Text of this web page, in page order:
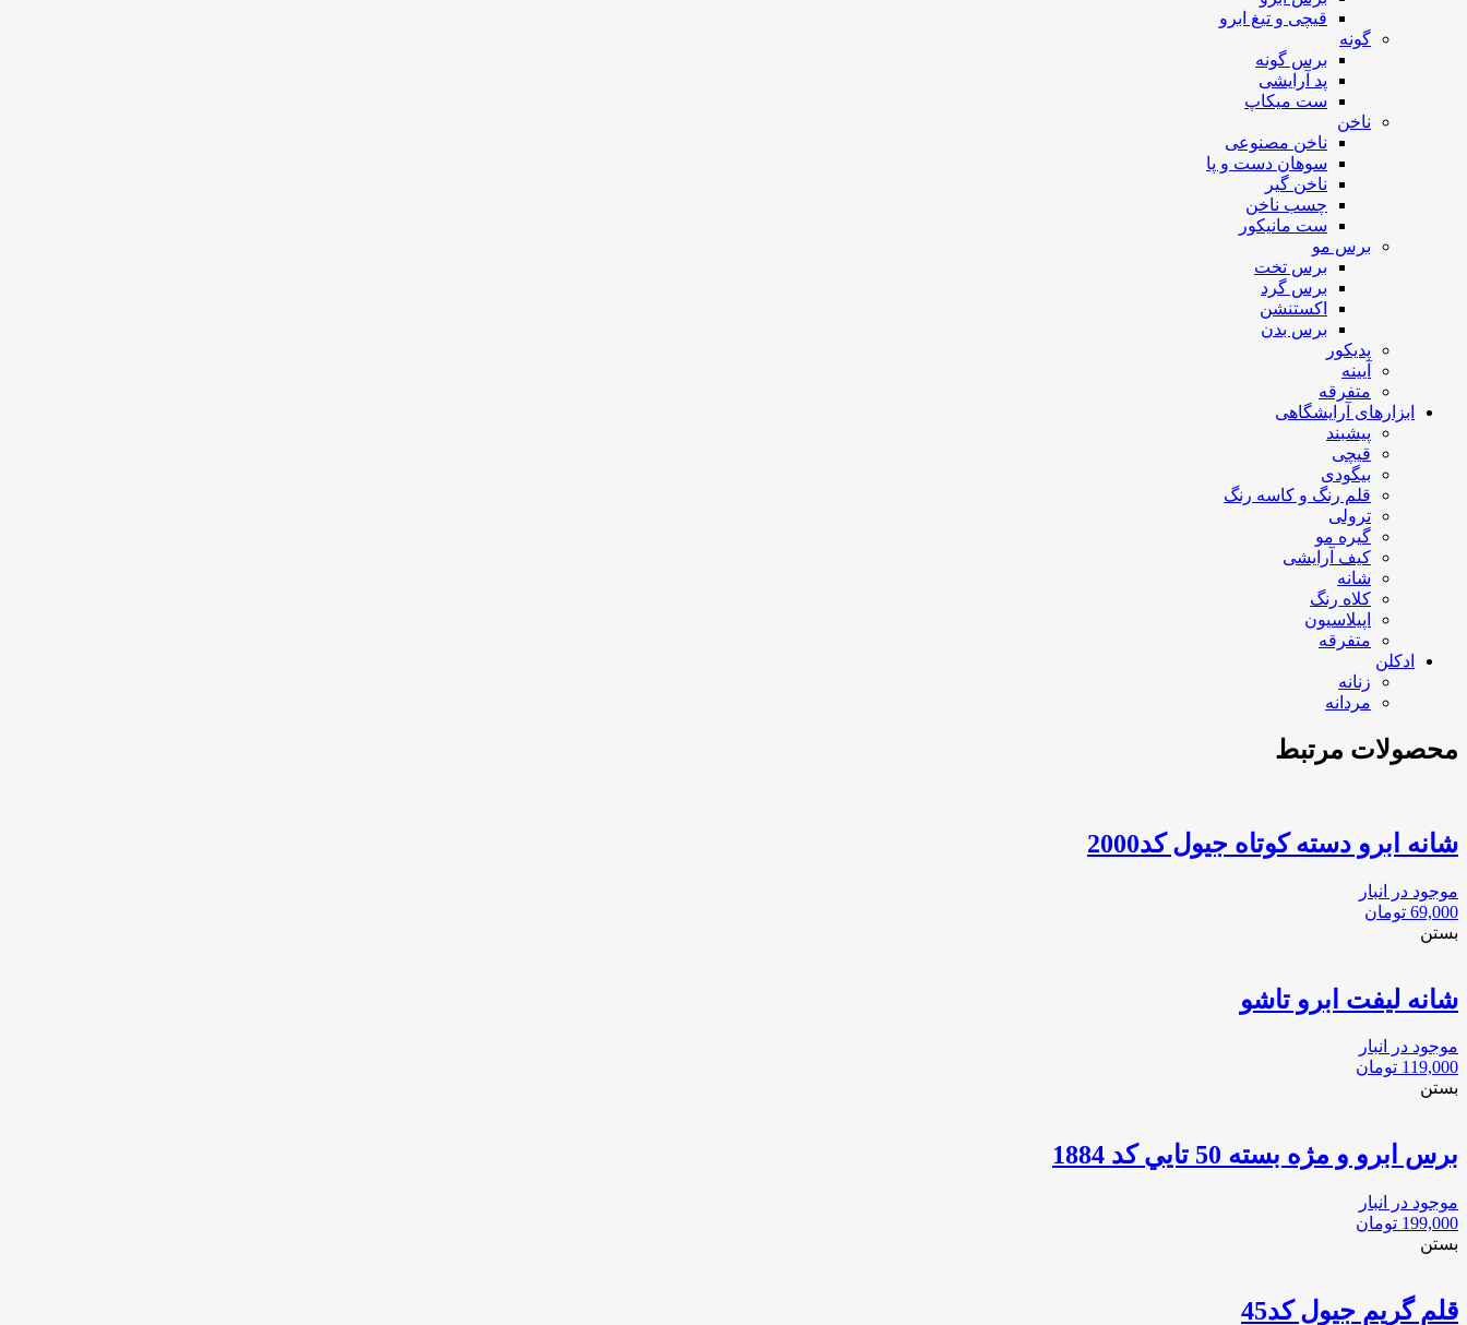
قیچی و تیغ ابرو
گونه
برس گونه
پد آرایشی
ست میکاپ
ناخن
ناخن مصنوعی
سوهان دست و پا
ناخن گیر
چسب ناخن
ست مانیکور
برس مو
برس تخت
برس گرد
اکستنشن
برس بدن
پدیکور
آیینه
متفرقه
ابزارهای آرایشگاهی
پیشبند
قیچی
بیگودی
قلم رنگ و کاسه رنگ
ترولی
گیره مو
کیف آرایشی
شانه
کلاه رنگ
اپیلاسیون
متفرقه
ادکلن
زنانه
مردانه
محصولات مرتبط
شانه ابرو دسته کوتاه جیول کد2000
موجود در انبار
69,000 تومان
بستن
شانه لیفت ابرو تاشو
موجود در انبار
119,000 تومان
بستن
برس ابرو و مژه بسته 50 تايي كد 1884
موجود در انبار
199,000 تومان
بستن
قلم گریم جیول کد45